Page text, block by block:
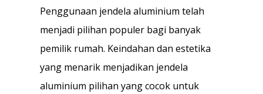
Penggunaan jendela aluminium telah
menjadi pilihan populer bagi banyak
pemilik rumah. Keindahan dan estetika
yang menarik menjadikan jendela
aluminium pilihan yang cocok untuk